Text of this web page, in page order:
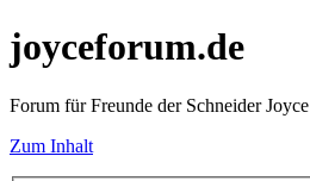
joyceforum.de
Forum für Freunde der Schneider Joyce
Zum Inhalt